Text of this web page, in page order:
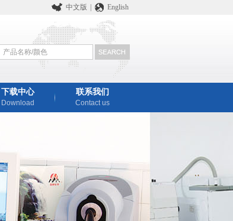
中文版 English
下载中心
Download
联系我们
Contact us